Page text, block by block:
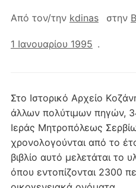
Από τον/την kdinas στην
1 Ιανουαρίου 1995 .
Στο Iστορικό Aρχείο
άλλων πολύτιμων πηγών,
Iεράς Mητροπόλεως
χρονολογούνται από το
βιβλίο αυτό μελετάται το
όπου εντοπίζονται 2300